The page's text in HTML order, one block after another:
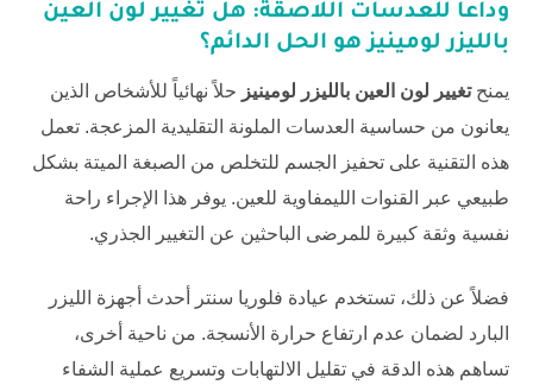
وداعاً للعدسات اللاصقة: هل تغيير لون العين
بالليزر لومينيزهو الحل الدائم؟
يمنحتغيير لون العين بالليزر لومينيز حلاً نهائياً للأشخاص الذين
يعانون من حساسية العدسات الملونة التقليدية المزعجة. تعمل
هذه التقنية على تحفيز الجسم للتخلص من الصبغة الميتة بشكل
طبيعي عبر القنوات الليمفاوية للعين. يوفر هذا الإجراء راحة
نفسية وثقة كبيرة للمرضى الباحثين عن التغيير الجذري.
فضلاً عن ذلك، تستخدم عيادة فلوريا سنتر
أحدث أجهزة الليزر
البارد لضمان عدم ارتفاع حرارة الأنسجة. من ناحية أخرى،
تساهم هذه الدقة في تقليل الالتهابات وتسريع عملية الشفاء